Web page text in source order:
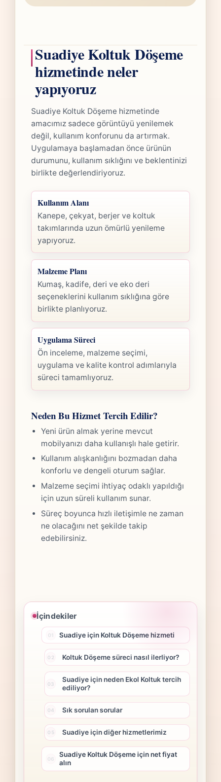
Suadiye Koltuk Döşeme
hizmetinde neler
yapıyoruz
Suadiye Koltuk Döşeme hizmetinde
amacımız sadece görüntüyü yenilemek
değil, kullanım konforunu da artırmak.
Uygulamaya başlamadan önce ürünün
durumunu, kullanım sıklığını ve beklentinizi
birlikte değerlendiriyoruz.
Kullanım Alanı
Kanepe, çekyat, berjer ve koltuk
takımlarında uzun ömürlü yenileme
yapıyoruz.
Malzeme Planı
Kumaş, kadife, deri ve eko deri
seçeneklerini kullanım sıklığına göre
birlikte planlıyoruz.
Uygulama Süreci
Ön inceleme, malzeme seçimi,
uygulama ve kalite kontrol adımlarıyla
süreci tamamlıyoruz.
Neden Bu Hizmet Tercih Edilir?
Yeni ürün almak yerine mevcut
mobilyanızı daha kullanışlı hale getirir.
Kullanım alışkanlığını bozmadan daha
konforlu ve dengeli oturum sağlar.
Malzeme seçimi ihtiyaç odaklı yapıldığı
için uzun süreli kullanım sunar.
Süreç boyunca hızlı iletişimle ne zaman
ne olacağını net şekilde takip
edebilirsiniz.
İçindekiler
Suadiye için Koltuk Döşeme hizmeti
Koltuk Döşeme süreci nasıl ilerliyor?
Suadiye için neden Ekol Koltuk tercih
ediliyor?
Sık sorulan sorular
Suadiye için diğer hizmetlerimiz
Suadiye Koltuk Döşeme için net fiyat
alın